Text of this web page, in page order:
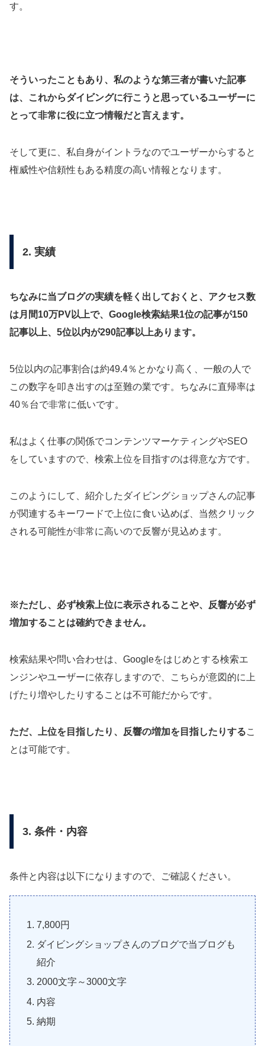
す。
そういったこともあり、私のような第三者が書いた記事
は、これからダイビングに行こうと思っているユーザーに
とって非常に役に立つ情報だと言えます。
そして更に、私自身がイントラなのでユーザーからすると
権威性や信頼性もある精度の高い情報となります。
2. 実績
ちなみに当ブログの実績を軽く出しておくと、アクセス数
は月間10万PV以上で、Google検索結果1位の記事が150
記事以上、5位以内が290記事以上あります。
5位以内の記事割合は約49.4％とかなり高く、一般の人で
この数字を叩き出すのは至難の業です。ちなみに直帰率は
40％台で非常に低いです。
私はよく仕事の関係でコンテンツマーケティングやSEO
をしていますので、検索上位を目指すのは得意な方です。
このようにして、紹介したダイビングショップさんの記事
が関連するキーワードで上位に食い込めば、当然クリック
される可能性が非常に高いので反響が見込めます。
※ただし、必ず検索上位に表示されることや、反響が必ず
増加することは確約できません。
検索結果や問い合わせは、Googleをはじめとする検索エ
ンジンやユーザーに依存しますので、こちらが意図的に上
げたり増やしたりすることは不可能だからです。
ただ、上位を目指したり、反響の増加を目指したりするこ
とは可能です。
3. 条件・内容
条件と内容は以下になりますので、ご確認ください。
7,800円
ダイビングショップさんのブログで当ブログも
紹介
2000文字～3000文字
内容
納期